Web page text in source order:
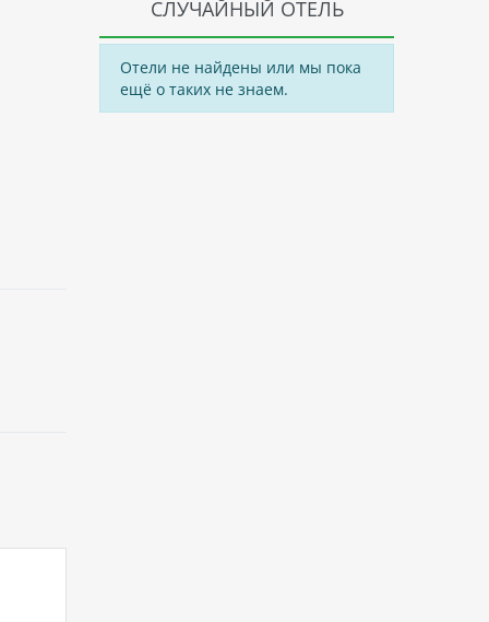
СЛУЧАЙНЫЙ ОТЕЛЬ
Отели не найдены или мы пока
ещё о таких не знаем.